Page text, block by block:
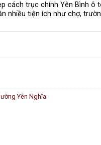
cách trục chính Yên Bình ô
nhiều tiện ích như chợ,
Yên Nghĩa